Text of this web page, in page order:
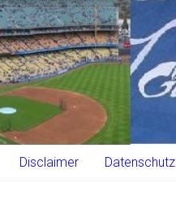
Disclaimer Datenschutz